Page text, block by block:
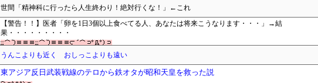
世間「精神科に行ったら人生終わり！絶対行くな！」←これ
【警告！！】医者「卵を1日3個以上食べてる人、あなたは将来こうなります・・・」→結
果・・・・・・・・・
うんこよりも近く おしっこよりも遠い
東アジア反日武装戦線のテロから鉄オタが昭和天皇を救った説